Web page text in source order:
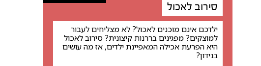
סירוב לאכול
ילדכם אינם מוכנים לאכול? לא מצליחים לעבור
למוצקים? מפגינים בררנות קיצונית? סירוב לאכול
היא הפרעת אכילה המאפיינת ילדים, אז מה עושים
בנידון?